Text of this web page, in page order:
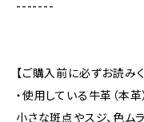
-------
【ご購入前に必ずお読みく
・使用している牛革（本
小さな斑点やスジ、色ム